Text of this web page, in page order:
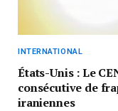
INTERNATIONAL
États-Unis : Le
consécutive de
iraniennes